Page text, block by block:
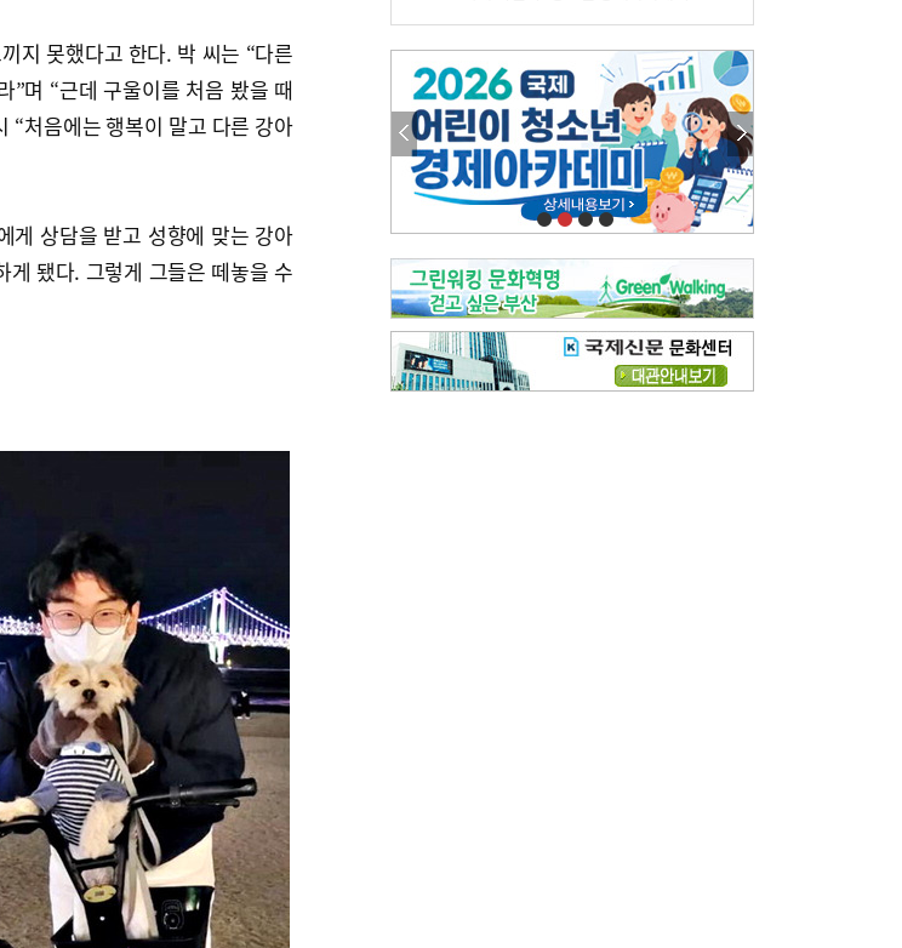
지 못했다고 한다. 박 씨는 “다른
”며 “근데 구울이를 처음 봤을 때
“처음에는 행복이 말고 다른 강아
게 상담을 받고 성향에 맞는 강아
됐다. 그렇게 그들은 떼놓을 수
이유림의 한방 이야기[전체보기]
한방치료, 통증 관리의 새 해법
정영자 시민기자의 웰니스 [전체보기]
습한 여름…몸 깨우는 ‘순환 처방전’
자연·쉼에서 찾는 ‘웰니스 처방전’
조성우의 한방 이야기[전체보기]
봄의 설렘보다 먼저 내 몸의 달램
진료실에서[전체보기]
B형 간염은 ‘간암 시한폭탄’…비활동기 환자도 꼭 6개월 주기 검사
최수지의 한방 이야기 [전체보기]
‘생리 안 해서 편하다’는 위험한 착각